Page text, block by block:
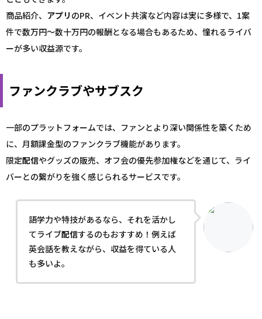
商品紹介、 アプリ のPR、イベント共演など内容は実に多様で、1案
件で数万円〜数十万円の報酬となる場合もあるため、憧れるライバ
ーが多い収益源です。
ファンクラブやサブスク
一部のプラットフォームでは、ファンとより深い関係性を築くため
に、月額課金型のファンクラブ機能があります。
限定配信やグッズの販売、オフ会の優先参加権などを通じて、ライ
バーとの繋がりを強く感じられるサービスです。
語学力や特技があるなら、それを活かし
てライブ配信するのもおすすめ！例えば
英会話を教えながら、収益を得ている人
も多いよ。